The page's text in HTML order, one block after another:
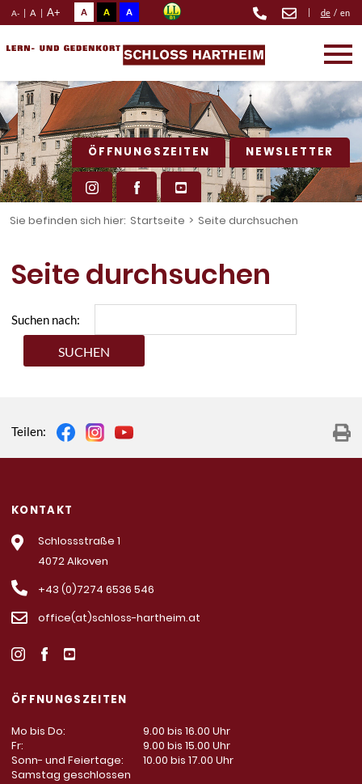
A- | A | A+ A A A | de / en
ÖFFNUNGSZEITEN NEWSLETTER
Sie befinden sich hier: Startseite > Seite durchsuchen
Seite durchsuchen
Suchen nach:
Teilen:
KONTAKT
Schlossstraße 1
4072 Alkoven
+43 (0)7274 6536 546
office(at)schloss-hartheim.at
ÖFFNUNGSZEITEN
Mo bis Do:
9.00 bis 16.00 Uhr
Fr:
9.00 bis 15.00 Uhr
Sonn- und Feiertage:
10.00 bis 17.00 Uhr
Samstag geschlossen